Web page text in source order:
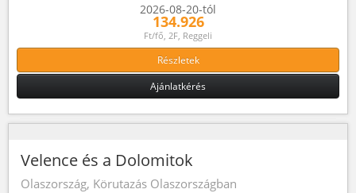
2026-08-20-tól
134.926
Ft/fő, 2F, Reggeli
Részletek
Ajánlatkérés
Velence és a Dolomitok
Olaszország, Körutazás Olaszországban